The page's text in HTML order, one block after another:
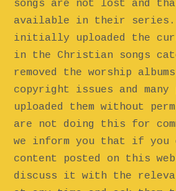
songs are not lost and
available in their series.
initially uploaded the
in the Christian songs
removed the worship
copyright issues and many
uploaded them without
are not doing this for
we inform you that if
content posted on this
discuss it with the